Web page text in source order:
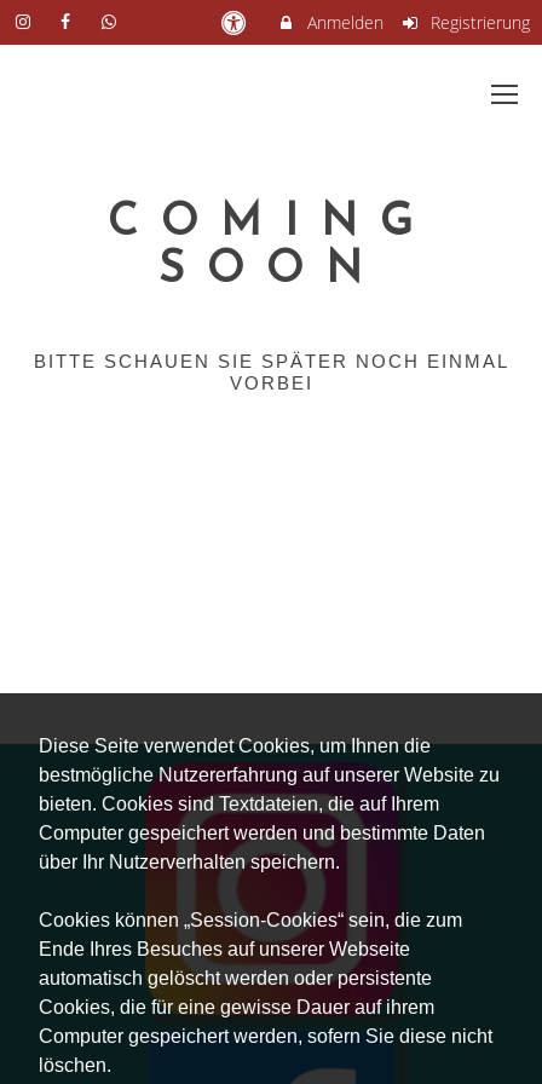
Diese Seite verwendet Cookies, um Ihnen die
bestmögliche Nutzererfahrung auf unserer Website zu
bieten. Cookies sind Textdateien, die auf Ihrem
Computer gespeichert werden und bestimmte Daten
über Ihr Nutzerverhalten speichern.
Cookies können „Session-Cookies“ sein, die zum
Ende Ihres Besuches auf unserer Webseite
automatisch gelöscht werden oder persistente
Cookies, die für eine gewisse Dauer auf ihrem
Computer gespeichert werden, sofern Sie diese nicht
löschen.
Anmelden Registrierung
COMING
SOON
BITTE SCHAUEN SIE SPÄTER NOCH EINMAL
VORBEI